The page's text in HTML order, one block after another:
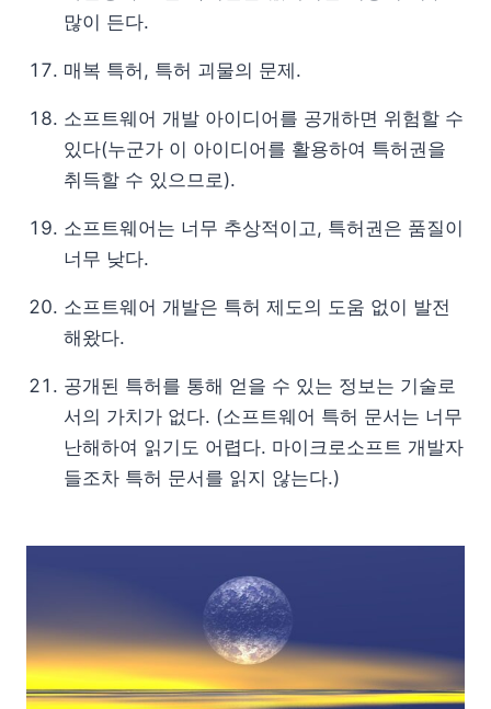
많이 든다.
매복 특허, 특허 괴물의 문제.
소프트웨어 개발 아이디어를 공개하면 위험할 수
있다(누군가 이 아이디어를 활용하여 특허권을
취득할 수 있으므로).
소프트웨어는 너무 추상적이고, 특허권은 품질이
너무 낮다.
소프트웨어 개발은 특허 제도의 도움 없이 발전
해왔다.
공개된 특허를 통해 얻을 수 있는 정보는 기술로
서의 가치가 없다. (소프트웨어 특허 문서는 너무
난해하여 읽기도 어렵다. 마이크로소프트 개발자
들조차 특허 문서를 읽지 않는다.)